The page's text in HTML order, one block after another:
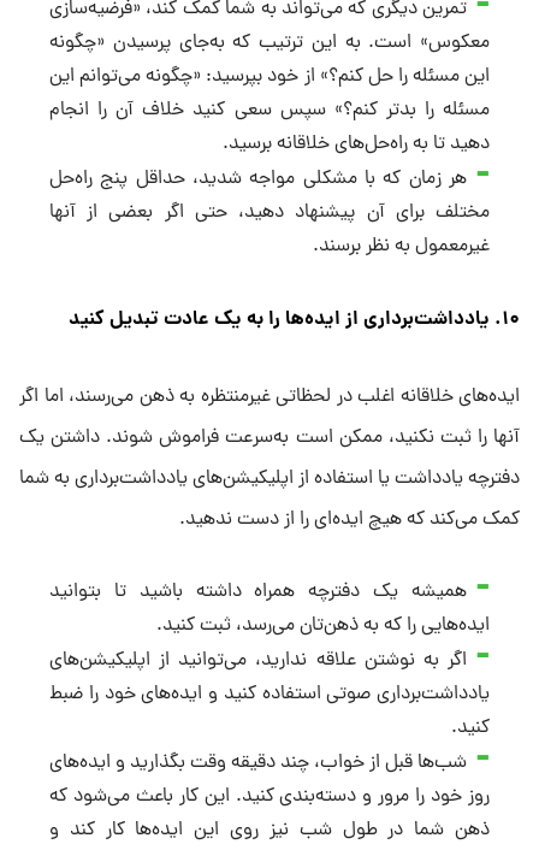
تمرین دیگری که می‌تواند به شما کمک کند، «فرضیه‌سازی
معکوس» است. به این ترتیب که به‌جای پرسیدن «چگونه
این مسئله را حل کنم؟» از خود بپرسید: «چگونه می‌توانم این
مسئله را بدتر کنم؟» سپس سعی کنید خلاف آن را انجام
دهید تا به راه‌حل‌های خلاقانه برسید.
هر زمان که با مشکلی مواجه شدید، حداقل پنج راه‌حل
مختلف برای آن پیشنهاد دهید، حتی اگر بعضی از آنها
غیرمعمول به نظر برسند.
۱۰. یادداشت‌برداری از ایده‌ها را به یک عادت تبدیل کنید
ایده‌های خلاقانه اغلب در لحظاتی غیرمنتظره به ذهن می‌رسند، اما اگر
آنها را ثبت نکنید، ممکن است به‌سرعت فراموش شوند. داشتن یک
دفترچه یادداشت یا استفاده از اپلیکیشن‌های یادداشت‌برداری به شما
کمک می‌کند که هیچ ایده‌ای را از دست ندهید.
همیشه یک دفترچه همراه داشته باشید تا بتوانید
ایده‌هایی را که به ذهن‌تان می‌رسد، ثبت کنید.
اگر به نوشتن علاقه ندارید، می‌توانید از اپلیکیشن‌های
یادداشت‌برداری صوتی استفاده کنید و ایده‌های خود را ضبط
کنید.
شب‌ها قبل از خواب، چند دقیقه وقت بگذارید و ایده‌های
روز خود را مرور و دسته‌بندی کنید. این کار باعث می‌شود که
ذهن شما در طول شب نیز روی این ایده‌ها کار کند و